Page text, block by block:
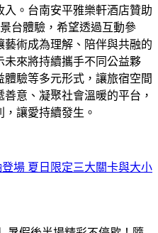
入。台南安平雅樂軒酒店贊助
台體驗，希望透過互動參
術成為理解、陪伴與共融的
來將持續攜手不同公益夥
驗等多元形式，讓旅宿空間
意、凝聚社會溫暖的平台，
讓愛持續發生。
場 夏日限定三大關卡與大小